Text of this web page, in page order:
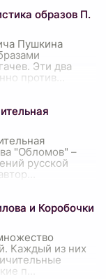
образов П.
Пушкина
Эти два
против
"Обломов" –
русской
и Коробочки
Каждый из них
п